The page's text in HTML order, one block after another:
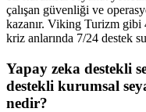
çalışan güvenliği ve
kazanır. Viking Turizm gibi
kriz anlarında 7/24 destek
Yapay zeka destekli
destekli kurumsal
nedir?